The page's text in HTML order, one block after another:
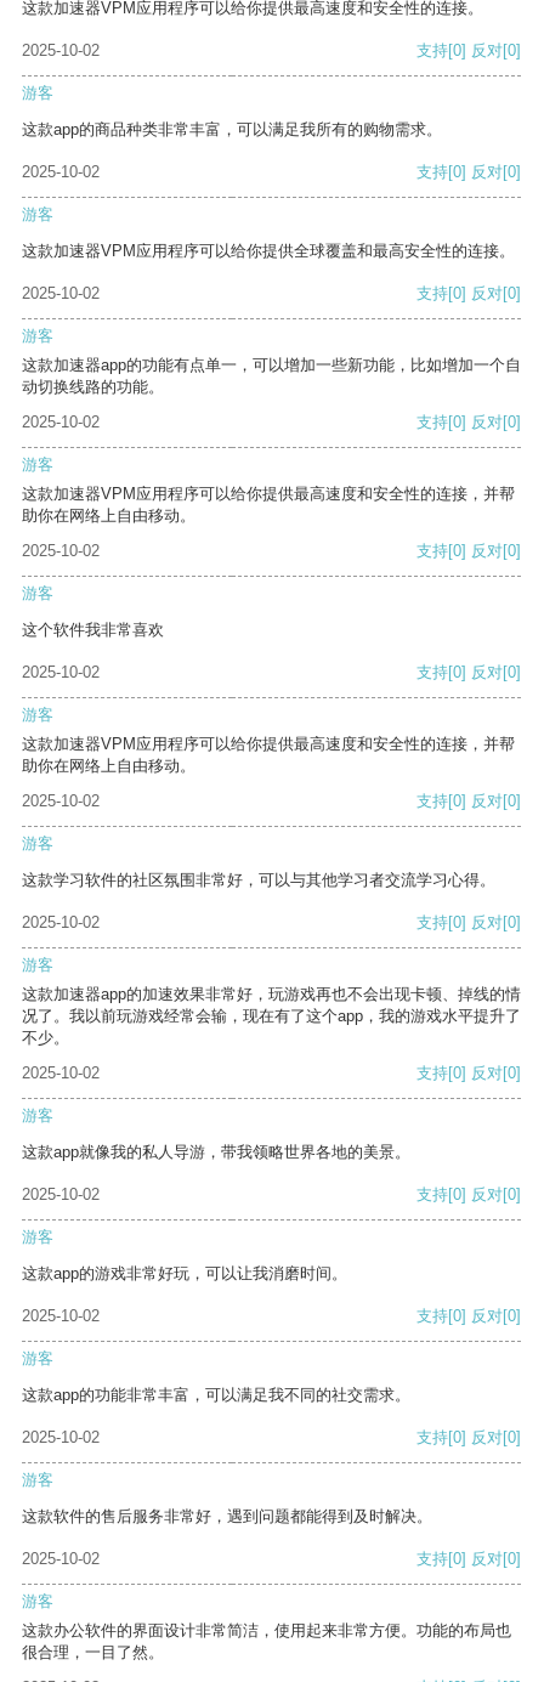
这款加速器VPM应用程序可以给你提供最高速度和安全性的连接。
2025-10-02 支持[0] 反对[0]
游客
这款app的商品种类非常丰富，可以满足我所有的购物需求。
2025-10-02 支持[0] 反对[0]
游客
这款加速器VPM应用程序可以给你提供全球覆盖和最高安全性的连接。
2025-10-02 支持[0] 反对[0]
游客
这款加速器app的功能有点单一，可以增加一些新功能，比如增加一个自
动切换线路的功能。
2025-10-02
支持[0] 反对[0]
游客
这款加速器VPM应用程序可以给你提供最高速度和安全性的连接，并帮
助你在网络上自由移动。
2025-10-02
支持[0] 反对[0]
游客
这个软件我非常喜欢
2025-10-02 支持[0] 反对[0]
游客
这款加速器VPM应用程序可以给你提供最高速度和安全性的连接，并帮
助你在网络上自由移动。
2025-10-02
支持[0] 反对[0]
游客
这款学习软件的社区氛围非常好，可以与其他学习者交流学习心得。
2025-10-02 支持[0] 反对[0]
游客
这款加速器app的加速效果非常好，玩游戏再也不会出现卡顿、掉线的情
况了。我以前玩游戏经常会输，现在有了这个app，我的游戏水平提升了
不少。
2025-10-02
支持[0] 反对[0]
游客
这款app就像我的私人导游，带我领略世界各地的美景。
2025-10-02 支持[0] 反对[0]
游客
这款app的游戏非常好玩，可以让我消磨时间。
2025-10-02 支持[0] 反对[0]
游客
这款app的功能非常丰富，可以满足我不同的社交需求。
2025-10-02 支持[0] 反对[0]
游客
这款软件的售后服务非常好，遇到问题都能得到及时解决。
2025-10-02 支持[0] 反对[0]
游客
这款办公软件的界面设计非常简洁，使用起来非常方便。功能的布局也
很合理，一目了然。